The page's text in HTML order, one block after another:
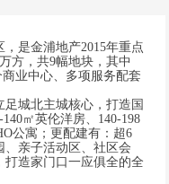
是金浦地产2015年重点
方，共9幅地块，其中
业中心、多项服务配套
城北主城核心，打造国
㎡英伦洋房、140-198
公寓；更配建有：超6
亲子活动区、社区会
造家门口一应俱全的全